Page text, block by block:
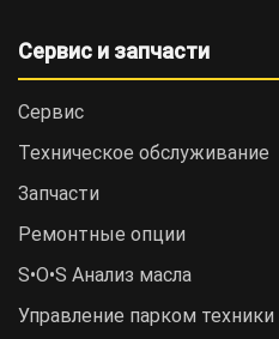
Сервис и запчасти
Сервис
Техническое обслуживание
Запчасти
Ремонтные опции
S•O•S Анализ масла
Управление парком техники